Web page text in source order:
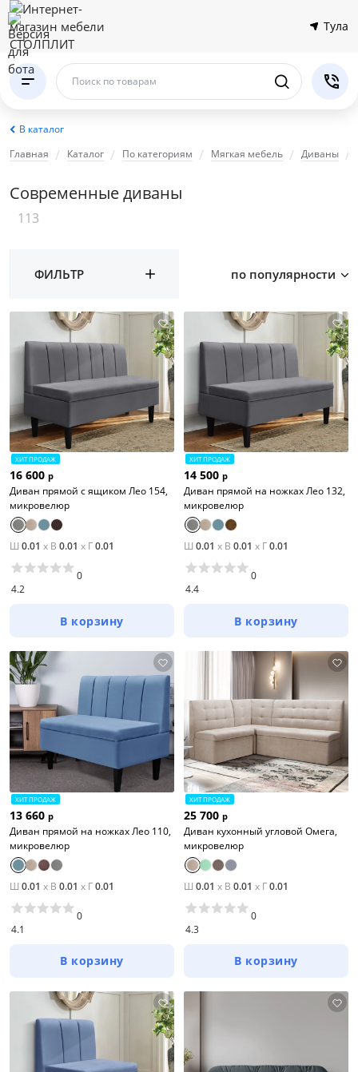
Тула
Поиск по товарам
В каталог
Главная
Каталог По категориям Мягкая мебель Диваны
Современные диваны
113
ФИЛЬТР по популярности
ХИТ ПРОДАЖ
16 600 р
Диван прямой с ящиком Лео 154,
микровелюр
Ш 0.01 x В 0.01 x Г0.01
4.2
0
В корзину
ХИТ ПРОДАЖ
14 500 р
Диван прямой на ножках Лео 132,
микровелюр
Ш 0.01 x В 0.01 x Г0.01
4.4
0
В корзину
ХИТ ПРОДАЖ
13 660 р
Диван прямой на ножках Лео 110,
микровелюр
Ш 0.01 x В 0.01 x Г0.01
4.1
0
В корзину
ХИТ ПРОДАЖ
25 700 р
Диван кухонный угловой Омега,
микровелюр
Ш 0.01 x В 0.01 x Г0.01
4.3
0
В корзину